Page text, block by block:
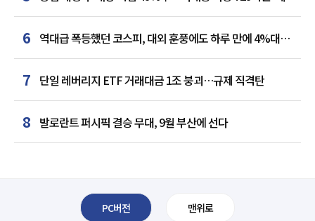
최다'
6 역대급 폭등했던 코스피, 대외 훈풍에도 하루 만에 4%대
급락
7 단일 레버리지 ETF 거래대금 1조 붕괴…규제 직격탄
8 발로란트 퍼시픽 결승 무대, 9월 부산에 선다
PC버전 맨위로